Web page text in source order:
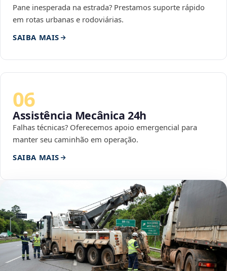
Pane inesperada na estrada? Prestamos suporte rápido
em rotas urbanas e rodoviárias.
SAIBA MAIS
06
Assistência Mecânica 24h
Falhas técnicas? Oferecemos apoio emergencial para
manter seu caminhão em operação.
SAIBA MAIS